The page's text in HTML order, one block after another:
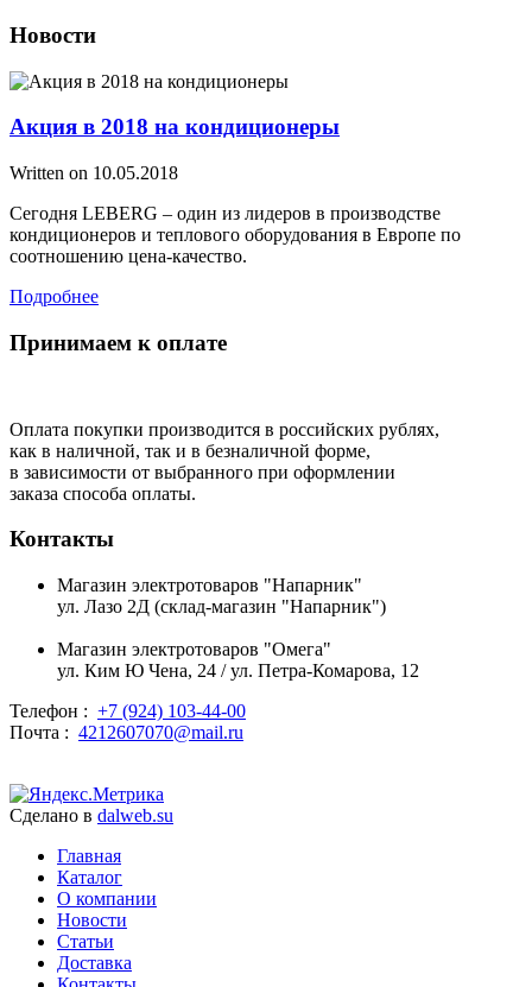
Новости
Акция в 2018 на кондиционеры
Written on 10.05.2018
Сегодня LEBERG – один из лидеров в производстве
кондиционеров и теплового оборудования в Европе по
соотношению цена-качество.
Подробнее
Принимаем к оплате
Оплата покупки производится в российских рублях,
как в наличной, так и в безналичной форме,
в зависимости от выбранного при оформлении
заказа способа оплаты.
Контакты
Магазин электротоваров "Напарник"
ул. Лазо 2Д (склад-магазин "Напарник")
Магазин электротоваров "Омега"
ул. Ким Ю Чена, 24 / ул. Петра-Комарова, 12
Телефон : +7 (924) 103-44-00
Почта : 4212607070@mail.ru
Сделано в dalweb.su
Главная
Каталог
О компании
Новости
Статьи
Доставка